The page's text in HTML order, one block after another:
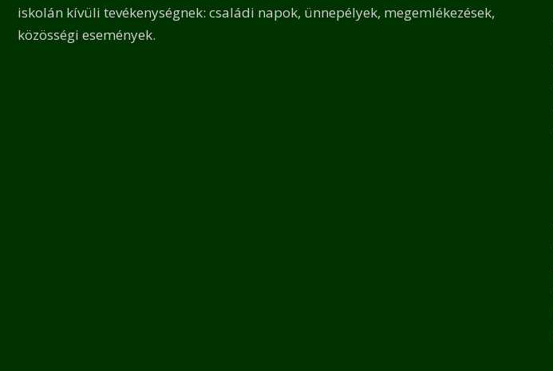
iskolán kívüli tevékenységnek: családi napok, ünnepélyek, megemlékezések,
közösségi események.